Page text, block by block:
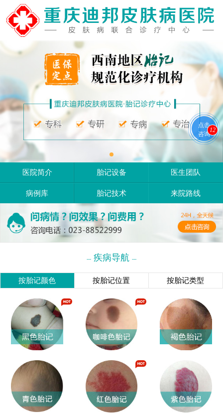
医院简介 胎记设备 医生团队
病例库 胎记技术 来院路线
--- 疾病导航 ---
按胎记颜色 按胎记位置 按胎记类型
12
点击
咨询